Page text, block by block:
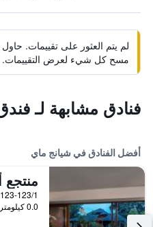
لم يتم العثور على تقييمات.
مسح كل شيء لعرض التقييمات.
فنادق مشابهة لـ
أفضل الفنادق في شيانج ماي
0.0 كيلومتر عن وسط المدينة